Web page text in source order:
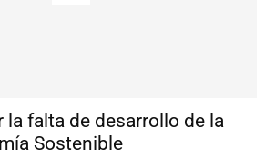
la falta de desarrollo de la
Sostenible